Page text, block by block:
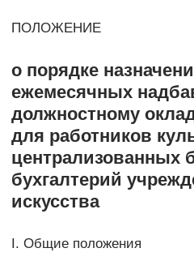
ПОЛОЖЕНИЕ
о порядке
ежемесячных
должностному
для работников
централизованных
бухгалтерий
искусства
I. Общие положения